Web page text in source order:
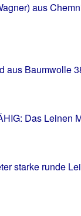
aus
Baumwolle
Das Leinen
starke runde